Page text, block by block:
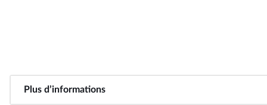
Plus d’informations